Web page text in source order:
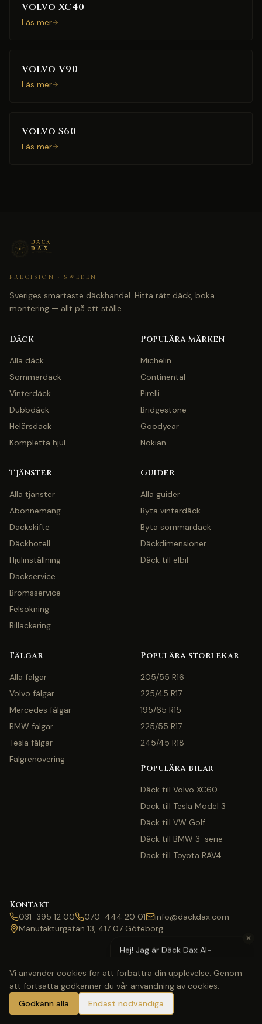
Volvo XC40
Läs mer
Volvo V90
Läs mer
Volvo S60
Läs mer
PRECISION · SWEDEN
Sveriges smartaste däckhandel. Hitta rätt däck, boka
montering — allt på ett ställe.
Däck
Alla däck
Sommardäck
Vinterdäck
Dubbdäck
Helårsdäck
Kompletta hjul
Populära märken
Michelin
Continental
Pirelli
Bridgestone
Goodyear
Nokian
Tjänster
Alla tjänster
Abonnemang
Däckskifte
Däckhotell
Hjulinställning
Däckservice
Bromsservice
Felsökning
Billackering
Guider
Alla guider
Byta vinterdäck
Byta sommardäck
Däckdimensioner
Däck till elbil
Fälgar
Alla fälgar
Volvo fälgar
Mercedes fälgar
BMW fälgar
Tesla fälgar
Fälgrenovering
Populära storlekar
205/55 R16
225/45 R17
195/65 R15
225/55 R17
245/45 R18
Populära bilar
Däck till Volvo XC60
Däck till Tesla Model 3
Däck till VW Golf
Däck till BMW 3-serie
Däck till Toyota RAV4
Kontakt
031-395 12 00 070-444 20 01
info@dackdax.com
Manufakturgatan 13, 417 07 Göteborg
©2026Däck Dax. Alla rättigheter förbehållna.
WebbkartaKlarnaSwishVisaMastercard
✕
Hej! Jag är Däck Dax AI-
med pris eller bokning?
Vi använder cookies för att förbättra din upplevelse. Genom
att fortsätta godkänner du vår användning av cookies.
Godkänn alla
Endast nödvändiga